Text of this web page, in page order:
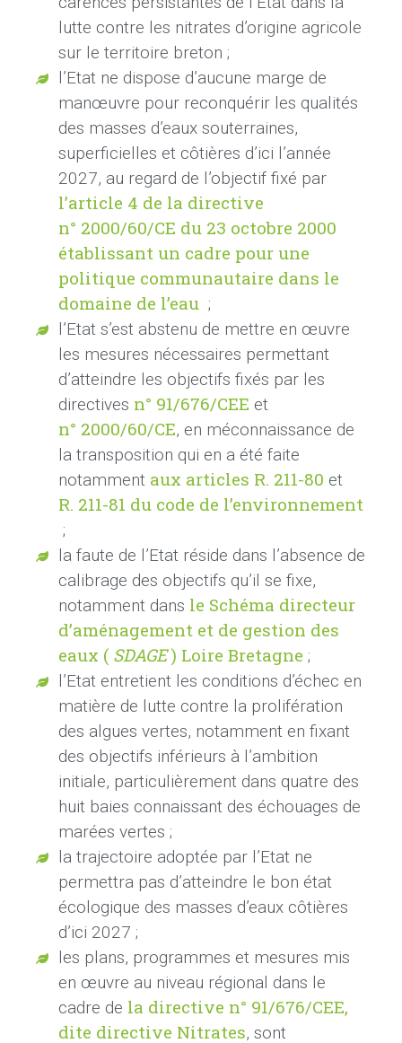
lutte contre les nitrates d’origine agricole
sur le territoire breton ;
l’Etat ne dispose d’aucune marge de
manœuvre pour reconquérir les qualités
des masses d’eaux souterraines,
superficielles et côtières d’ici l’année
2027, au regard de l’objectif fixé par
l’article 4 de la directive
n° 2000/60/CE du 23 octobre 2000
établissant un cadre pour une
politique communautaire dans le
domaine de l’eau ;
l’Etat s’est abstenu de mettre en œuvre
les mesures nécessaires permettant
d’atteindre les objectifs fixés par les
directives n° 91/676/CEE et
n° 2000/60/CE, en méconnaissance de
la transposition qui en a été faite
notamment aux articles R. 211-80 et
R. 211-81 du code de l’environnement
;
la faute de l’Etat réside dans l’absence de
calibrage des objectifs qu’il se fixe,
notamment dans le Schéma directeur
d’aménagement et de gestion des
eaux ( SDAGE ) Loire Bretagne ;
l’Etat entretient les conditions d’échec en
matière de lutte contre la prolifération
des algues vertes, notamment en fixant
des objectifs inférieurs à l’ambition
initiale, particulièrement dans quatre des
huit baies connaissant des échouages de
marées vertes ;
la trajectoire adoptée par l’Etat ne
permettra pas d’atteindre le bon état
écologique des masses d’eaux côtières
d’ici 2027 ;
les plans, programmes et mesures mis
en œuvre au niveau régional dans le
cadre de la directive n° 91/676/CEE,
dite directive Nitrates, sont